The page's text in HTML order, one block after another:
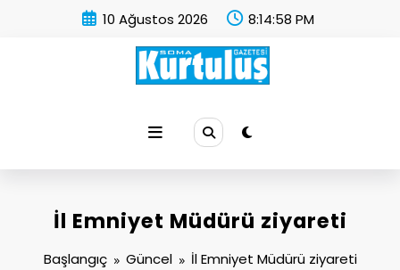
10 Ağustos 2026 8:14:58 PM
İl Emniyet Müdürü ziyareti
Başlangıç Güncel İl Emniyet Müdürü ziyareti